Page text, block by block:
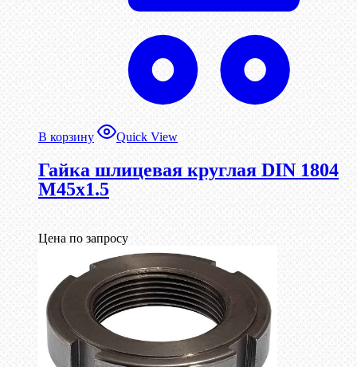
В корзину Quick View
Гайка шлицевая круглая DIN 1804
М45х1.5
Цена по запросу